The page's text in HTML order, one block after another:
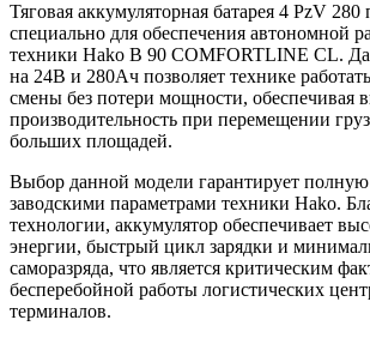
Тяговая аккумуляторная батарея 4 PzV 280
специально для обеспечения автономной
техники Hako B 90 COMFORTLINE CL.
на 24В и 280Ач позволяет технике
смены без потери мощности, обеспечивая
производительность при перемещении
больших площадей.
Выбор данной модели гарантирует полную
заводскими параметрами техники Hako.
технологии, аккумулятор обеспечивает
энергии, быстрый цикл зарядки и
саморазряда, что является критическим
бесперебойной работы логистических
терминалов.